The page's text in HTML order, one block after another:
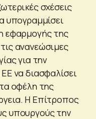
σχέσεις
υπογραμμίσει
εφαρμογής της
ανανεώσιμες
για την
να διασφαλίσει
οφέλη της
Η Επίτροπος
υπουργούς την